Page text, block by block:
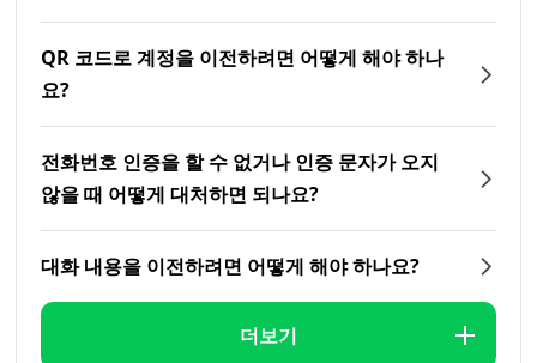
QR 코드로 계정을 이전하려면 어떻게 해야 하나
요?
전화번호 인증을 할 수 없거나 인증 문자가 오지
않을 때 어떻게 대처하면 되나요?
대화 내용을 이전하려면 어떻게 해야 하나요?
더보기